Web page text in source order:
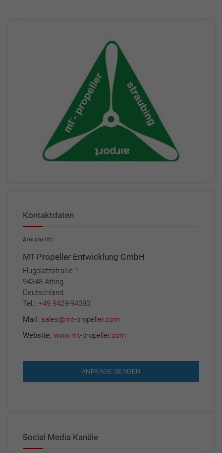
Kontaktdaten
Anschrift:
MT-Propeller Entwicklung GmbH
Flugplatzstraße 1
94348 Atting
Deutschland
Tel.: +49 9429-94090
Mail: sales@mt-propeller.com
Website: www.mt-propeller.com
ANFRAGE SENDEN
Social Media Kanäle